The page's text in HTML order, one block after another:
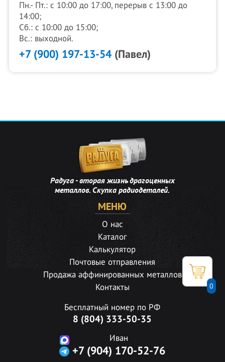
0
Пн.- Пт.: с 10:00 до 17:00, перерыв с 13:00 до
14:00;
Сб.: с 10:00 до 15:00;
Вс.: выходной.
+7 (900) 197-13-54(Павел)
Радуга - вторая жизнь драгоценных
металлов. Скупка радиодеталей.
МЕНЮ
О нас
Каталог
Калькулятор
Почтовые отправления
Продажа аффинированных металлов
Контакты
Бесплатный номер по РФ
8 (804) 333-50-35
Иван
+7 (904) 170-52-76